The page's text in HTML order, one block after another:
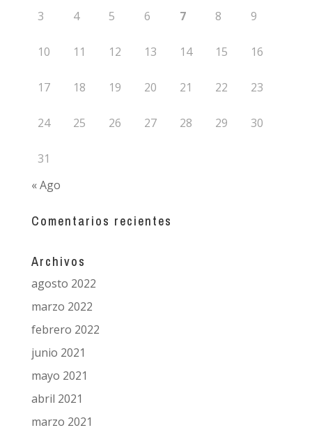
3 4 5 6 7 8 9
10 11 12 13 14 15 16
17 18 19 20 21 22 23
24 25 26 27 28 29 30
31
« Ago
Comentarios recientes
Archivos
agosto 2022
marzo 2022
febrero 2022
junio 2021
mayo 2021
abril 2021
marzo 2021